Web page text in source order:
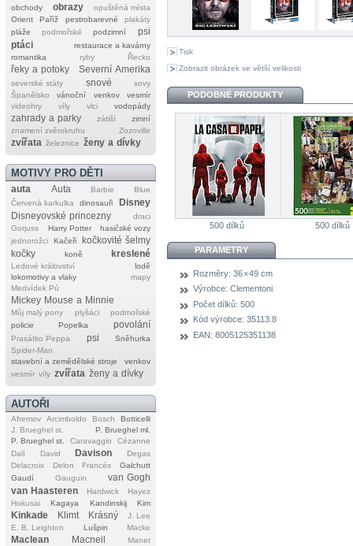
obchody
obrazy
opuštěná místa
Orient
Paříž pestrobarevné
plakáty
pláže
podmořské podzimní
psi
ptáci
restaurace a kavárny
romantika
ryby Řecko
řeky a potoky Severní Amerika
severské státy snové
sovy
Španělsko
vánoční venkov
vesmír
videohry
víly vlci vodopády
zahrady a parky zátiší
zimní
znamení zvěrokruhu
Zozoville
zvířata železnice ženy a dívky
MOTIVY PRO DĚTI
auta Auta Barbie
Blue
Červená karkulka
dinosauři
Disney
Disneyovské princezny
draci
Gorjuss
Harry Potter
hasičské vozy
jednorožci
Kačeři
kočkovité šelmy
kočky
koně kreslené
Ledové království
lodě
lokomotivy a vlaky
mapy
Medvídek Pú
Mickey Mouse a Minnie
Můj malý pony plyšáci
podmořské
policie
Popelka povolání
Prasátko Peppa psi
Sněhurka
Spider‐Man
stavební a zemědělské stroje
venkov
vesmír víly zvířata ženy a dívky
AUTOŘI
Afremov Arcimboldo Bosch
Botticelli
J. Brueghel st.
P. Brueghel ml.
P. Brueghel st.
Caravaggio
Cézanne
Dalí
David Davison
Degas
Delacroix
Delon Francés
Galchutt
Gaudí
Gauguin
van Gogh
van Haasteren
Hardwick
Hayez
Hokusai
Kagaya Kandinskij Kim
Kinkade Klimt Krásný
J. Lee
E. B. Leighton
Lušpin Macke
Maclean Macneil Manet
Tisk
Zobrazit obrázek ve větší velikosti
PODOBNÉ PRODUKTY
500 dílků 500 dílků
PARAMETRY
Rozměry: 36 × 49 cm
Výrobce: Clementoni
Počet dílků: 500
Kód výrobce: 35113.8
EAN: 8005125351138